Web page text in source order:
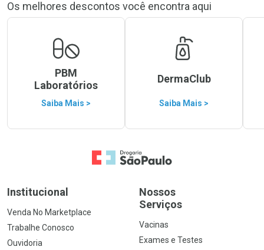
Os melhores descontos você encontra aqui
PBM
Laboratórios
Saiba Mais >
DermaClub
Saiba Mais >
Ir para a Home
Institucional
Venda No Marketplace
Trabalhe Conosco
Ouvidoria
Nossos
Serviços
Vacinas
Exames e Testes